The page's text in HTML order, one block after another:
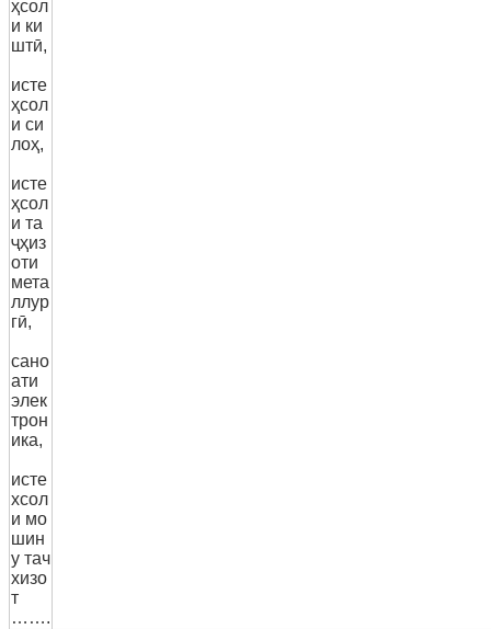
ҳсол
и ки
штӣ,
исте
ҳсол
и си
лоҳ,
исте
ҳсол
и та
ҷҳиз
оти
мета
ллур
гӣ,
сано
ати
элек
трон
ика,
исте
хсол
и мо
шин
у тач
хизо
т
…….